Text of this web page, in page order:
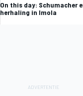
On this day: Schumacher
herhaling in Imola